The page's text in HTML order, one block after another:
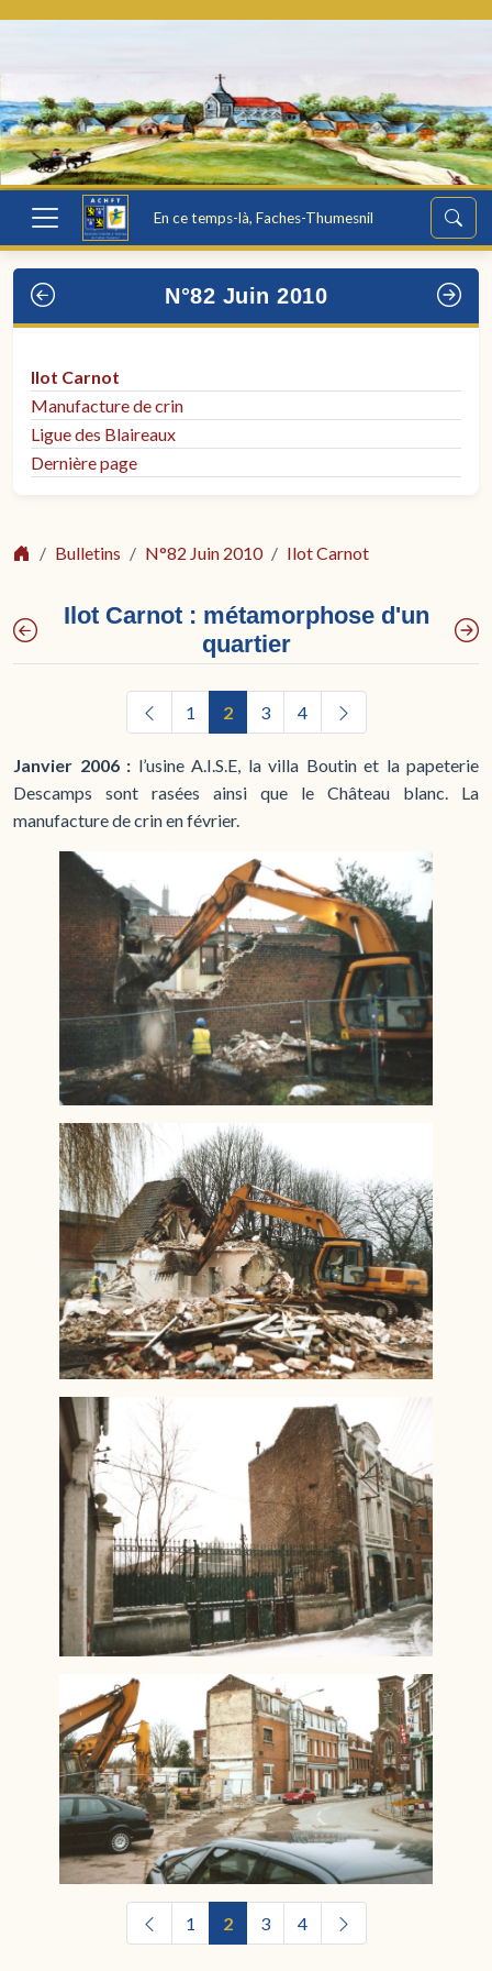
En ce temps-là, Faches-Thumesnil
N°82 Juin 2010
Ilot Carnot
Manufacture de crin
Ligue des Blaireaux
Dernière page
Bulletins N°82 Juin 2010 Ilot Carnot
Ilot Carnot : métamorphose d'un
quartier
1 2 3 4
Janvier 2006 : l’usine A.I.S.E, la villa Boutin et la papeterie
Descamps sont rasées ainsi que le Château blanc. La
manufacture de crin en février.
1 2 3 4